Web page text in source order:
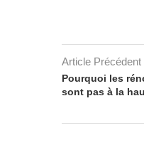
Article Précédent
Pourquoi les
sont pas à la